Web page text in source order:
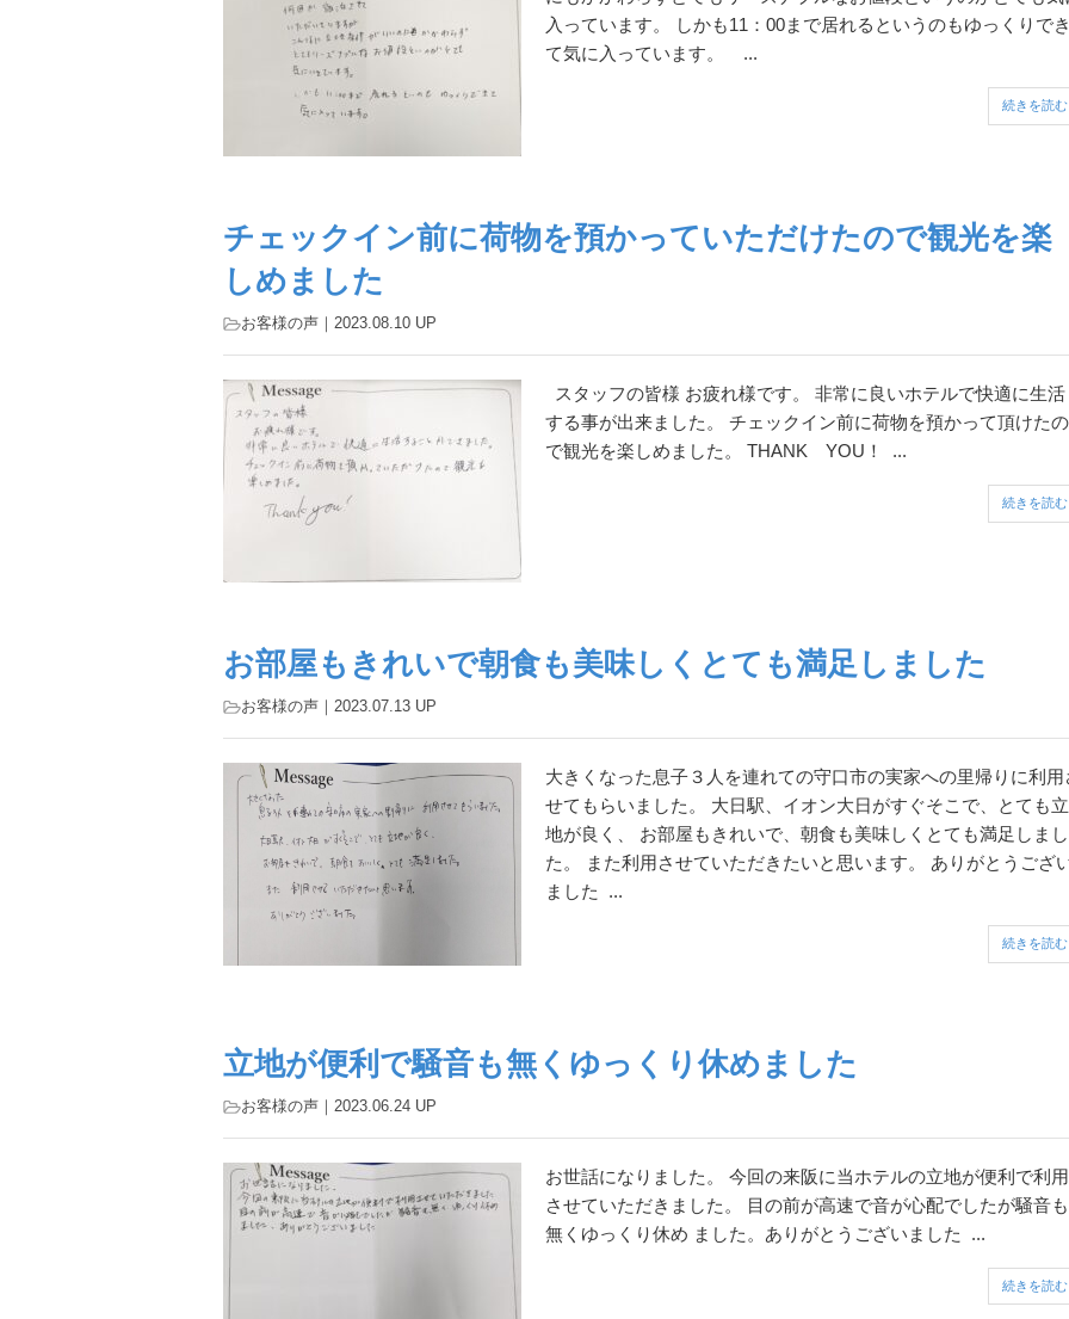
入っています。 しかも11：00まで居れるというのもゆっくりでき
て気に入っています。 ...
続きを読む
チェックイン前に荷物を預かっていただけたので観光を楽
しめました
お客様の声 ｜2023.08.10 UP
スタッフの皆様 お疲れ様です。 非常に良いホテルで快適に生活
する事が出来ました。 チェックイン前に荷物を預かって頂けたの
で観光を楽しめました。 THANK YOU！ ...
続きを読む
お部屋もきれいで朝食も美味しくとても満足しました
お客様の声 ｜2023.07.13 UP
大きくなった息子３人を連れての守口市の実家への里帰りに利用
せてもらいました。 大日駅、イオン大日がすぐそこで、とても立
地が良く、 お部屋もきれいで、朝食も美味しくとても満足しまし
た。 また利用させていただきたいと思います。 ありがとうござ
ました ...
続きを読む
立地が便利で騒音も無くゆっくり休めました
お客様の声 ｜2023.06.24 UP
お世話になりました。 今回の来阪に当ホテルの立地が便利で利用
させていただきました。 目の前が高速で音が心配でしたが騒音も
無くゆっくり休め ました。ありがとうございました ...
続きを読む